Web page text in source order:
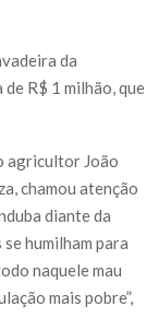
da
R$ 1 milhão, que
agricultor João
chamou atenção
diante da
humilham para
naquele mau
mais pobre”,